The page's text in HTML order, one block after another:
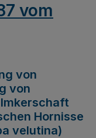
vom
von
von
Hornisse
velutina)